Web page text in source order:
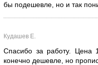
бы подешевле, но и так
Кудашев Е.
Спасибо за работу. Цена
конечно дешевле, но